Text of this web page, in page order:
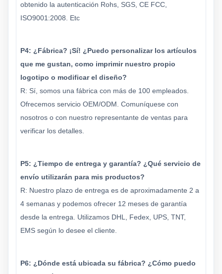
obtenido la autenticación Rohs, SGS, CE FCC,
ISO9001:2008. Etc
P4: ¿Fábrica? ¡Sí! ¿Puedo personalizar los artículos
que me gustan, como imprimir nuestro propio
logotipo o modificar el diseño?
R: Sí, somos una fábrica con más de 100 empleados.
Ofrecemos servicio OEM/ODM. Comuníquese con
nosotros o con nuestro representante de ventas para
verificar los detalles.
P5: ¿Tiempo de entrega y garantía? ¿Qué servicio de
envío utilizarán para mis productos?
R: Nuestro plazo de entrega es de aproximadamente 2 a
4 semanas y podemos ofrecer 12 meses de garantía
desde la entrega. Utilizamos DHL, Fedex, UPS, TNT,
EMS según lo desee el cliente.
P6: ¿Dónde está ubicada su fábrica? ¿Cómo puedo